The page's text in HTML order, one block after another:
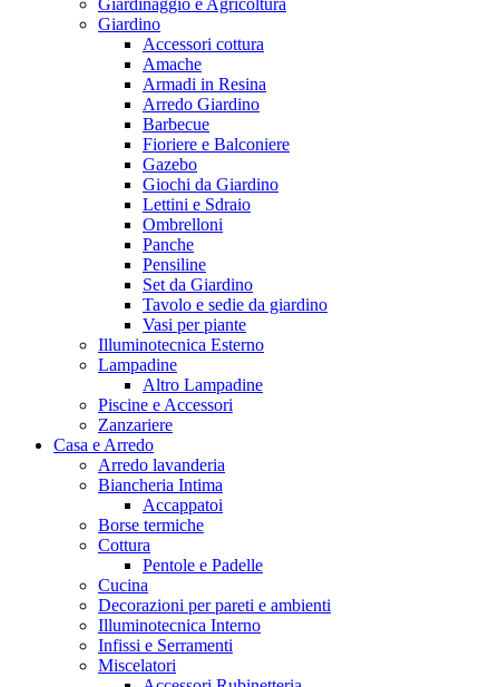
Giardinaggio e Agricoltura
Giardino
Accessori cottura
Amache
Armadi in Resina
Arredo Giardino
Barbecue
Fioriere e Balconiere
Gazebo
Giochi da Giardino
Lettini e Sdraio
Ombrelloni
Panche
Pensiline
Set da Giardino
Tavolo e sedie da giardino
Vasi per piante
Illuminotecnica Esterno
Lampadine
Altro Lampadine
Piscine e Accessori
Zanzariere
Casa e Arredo
Arredo lavanderia
Biancheria Intima
Accappatoi
Borse termiche
Cottura
Pentole e Padelle
Cucina
Decorazioni per pareti e ambienti
Illuminotecnica Interno
Infissi e Serramenti
Miscelatori